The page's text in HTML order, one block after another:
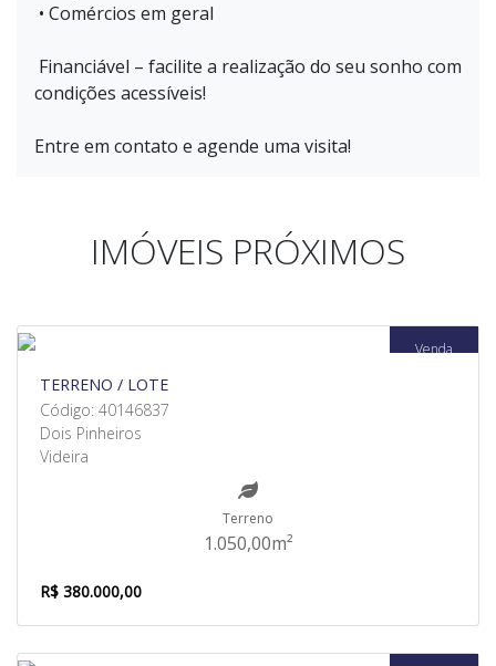
• Comércios em geral
Financiável – facilite a realização do seu sonho com
condições acessíveis!
Entre em contato e agende uma visita!
IMÓVEIS PRÓXIMOS
Venda
TERRENO / LOTE
Código: 40146837
Dois Pinheiros
Videira
Terreno
1.050,00m²
R$ 380.000,00